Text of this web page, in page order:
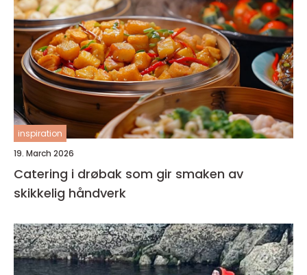
inspiration
19. March 2026
Catering i drøbak som gir smaken av
skikkelig håndverk